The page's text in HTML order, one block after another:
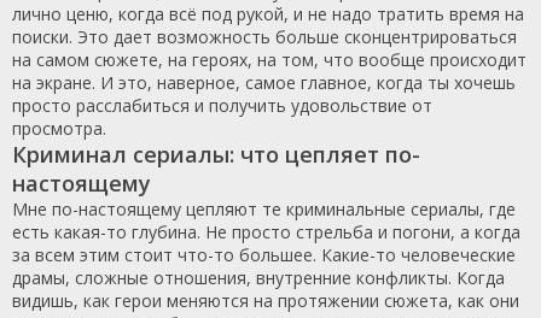
лично ценю, когда всё под рукой, и не надо тратить время на
поиски. Это дает возможность больше сконцентрироваться
на самом сюжете, на героях, на том, что вообще происходит
на экране. И это, наверное, самое главное, когда ты хочешь
просто расслабиться и получить удовольствие от
просмотра.
Криминал сериалы: что цепляет по-
настоящему
Мне по-настоящему цепляют те криминальные сериалы, где
есть какая-то глубина. Не просто стрельба и погони, а когда
за всем этим стоит что-то большее. Какие-то человеческие
драмы, сложные отношения, внутренние конфликты. Когда
видишь, как герои меняются на протяжении сюжета, как они